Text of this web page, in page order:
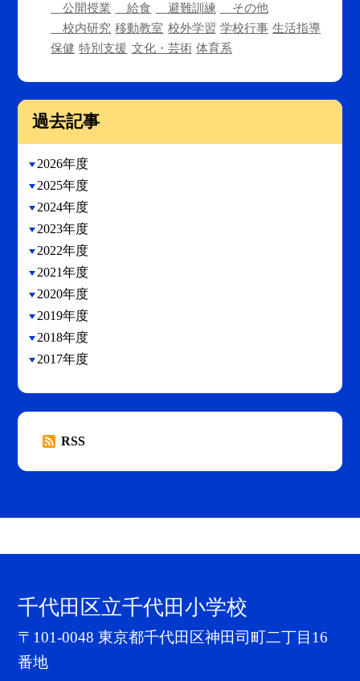
公開授業
給食 避難訓練
その他
校内研究 移動教室 校外学習 学校行事 生活指導
保健 特別支援 文化・芸術 体育系
過去記事
2026年度
2025年度
2024年度
2023年度
2022年度
2021年度
2020年度
2019年度
2018年度
2017年度
RSS
千代田区立千代田小学校
〒101-0048 東京都千代田区神田司町二丁目16
番地